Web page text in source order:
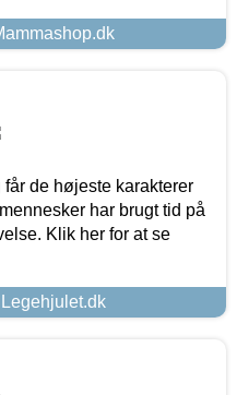
de højeste karakterer
har brugt tid på
Klik her for at se